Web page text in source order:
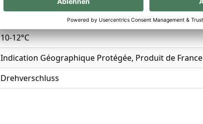
10-12°C
Indication Géographique Protégée, Produit de France
Drehverschluss